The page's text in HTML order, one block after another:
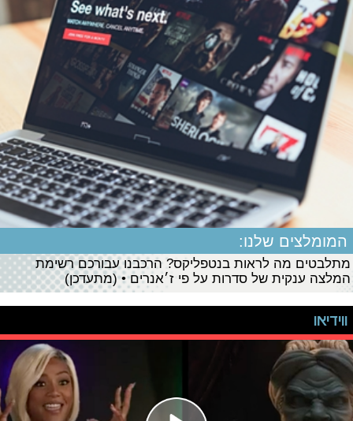
המומלצים שלנו:
מתלבטים מה לראות בנטפליקס? הרכבנו עבורכם רשימת
המלצה ענקית של סדרות על פי ז׳אנרים • (מתעדכן)
ווידיאו